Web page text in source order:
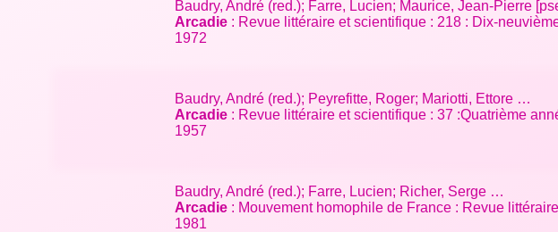
Baudry, André (red.); Farre, Lucien; Maurice, Jean-Pierre
Arcadie : Revue littéraire et scientifique : 218 : Dix-
1972
Baudry, André (red.); Peyrefitte, Roger; Mariotti, Ettore …
Arcadie : Revue littéraire et scientifique : 37 :Quatrième
1957
Baudry, André (red.); Farre, Lucien; Richer, Serge …
Arcadie : Mouvement homophile de France : Revue
1981